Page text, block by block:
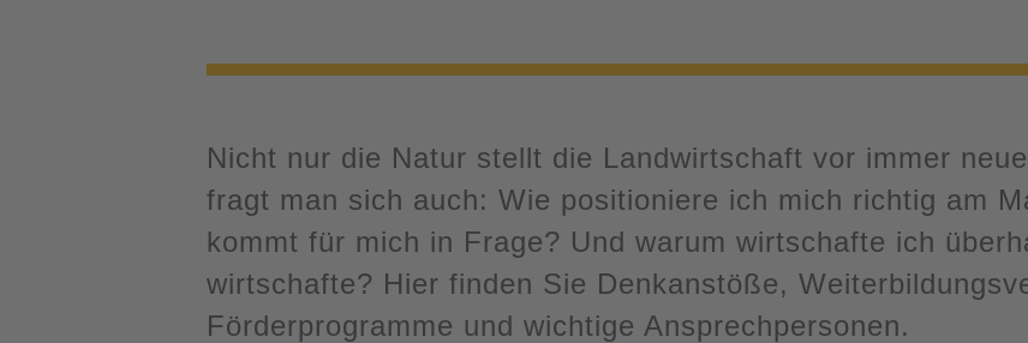
Nicht nur die Natur stellt die Landwirtschaft vor immer
fragt man sich auch: Wie positioniere ich mich richtig am
kommt für mich in Frage? Und warum wirtschafte ich
wirtschafte? Hier finden Sie Denkanstöße,
Förderprogramme und wichtige Ansprechpersonen.